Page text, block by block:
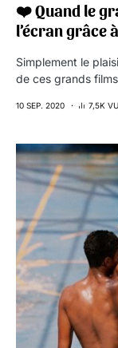
❤️ Quand le
l’écran grâce
Simplement le
de ces grands
10 SEP. 2020 7,5K